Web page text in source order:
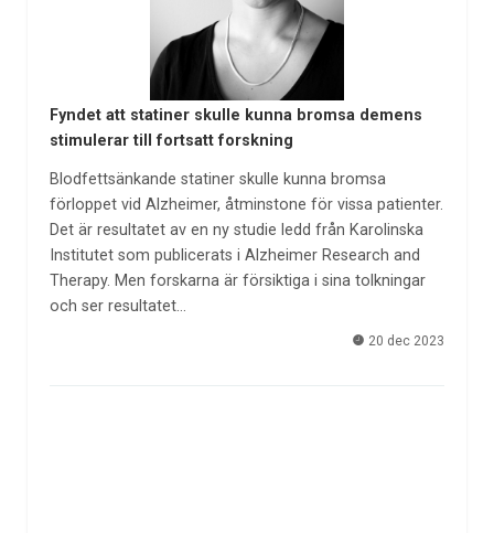
Fyndet att statiner skulle kunna bromsa demens
stimulerar till fortsatt forskning
Blodfettsänkande statiner skulle kunna bromsa
förloppet vid Alzheimer, åtminstone för vissa patienter.
Det är resultatet av en ny studie ledd från Karolinska
Institutet som publicerats i Alzheimer Research and
Therapy. Men forskarna är försiktiga i sina tolkningar
och ser resultatet…
20 dec 2023